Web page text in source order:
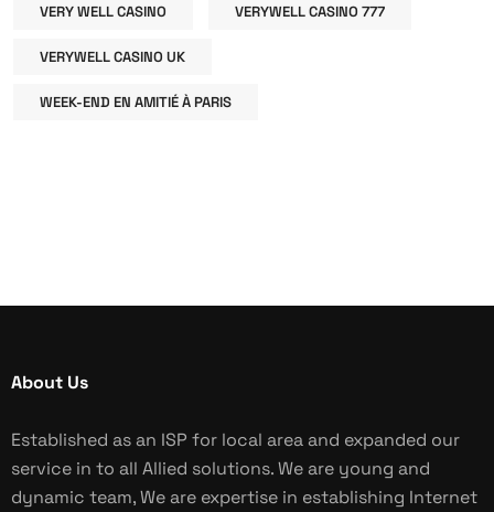
VERY WELL CASINO VERYWELL CASINO 777
VERYWELL CASINO UK
WEEK-END EN AMITIÉ À PARIS
About Us
Established as an ISP for local area and expanded our
service in to all Allied solutions. We are young and
dynamic team, We are expertise in establishing Internet